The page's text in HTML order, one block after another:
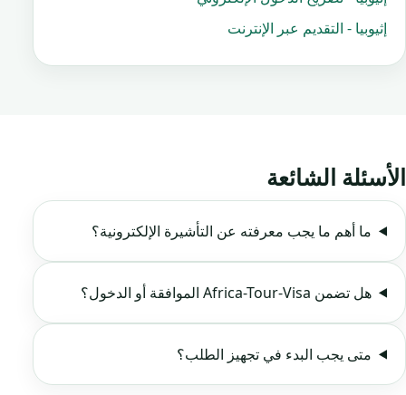
إثيوبيا - التقديم عبر الإنترنت
الأسئلة الشائعة
ما أهم ما يجب معرفته عن التأشيرة الإلكترونية؟
هل تضمن Africa-Tour-Visa الموافقة أو الدخول؟
متى يجب البدء في تجهيز الطلب؟